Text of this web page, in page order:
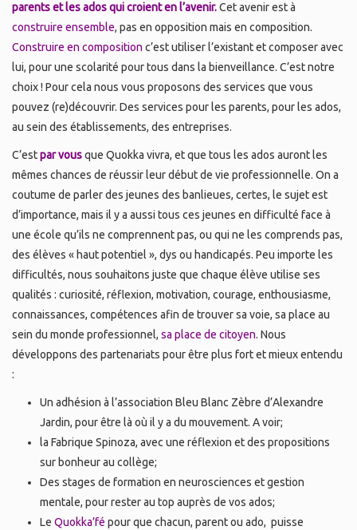
parents et les ados qui croient en l’avenir.Cet avenir est à
construire ensemble, pas en opposition mais en composition.
Construire en composition c’est utiliser l’existant et composer avec
lui, pour une scolarité pour tous dans la bienveillance. C’est notre
choix ! Pour cela nous vous proposons des services que vous
pouvez (re)découvrir. Des services pour les parents, pour les ados,
au sein des établissements, des entreprises.
C’estpar vousque Quokka vivra, et que tous les ados auront les
mêmes chances de réussir leur début de vie professionnelle. On a
coutume de parler des jeunes des banlieues, certes, le sujet est
d’importance, mais il y a aussi tous ces jeunes en difficulté face à
une école qu’ils ne comprennent pas, ou qui ne les comprends pas,
des élèves « haut potentiel », dys ou handicapés. Peu importe les
difficultés, nous souhaitons juste que chaque élève utilise ses
qualités : curiosité, réflexion, motivation, courage, enthousiasme,
connaissances, compétences afin de trouver sa voie, sa place au
sein du monde professionnel, sa place de citoyen. Nous
développons des partenariats pour être plus fort et mieux entendu
:
Un adhésion à l’association Bleu Blanc Zèbre d’Alexandre
Jardin, pour être là où il y a du mouvement. A voir;
la Fabrique Spinoza, avec une réflexion et des propositions
sur bonheur au collège;
Des stages de formation en neurosciences et gestion
mentale, pour rester au top auprès de vos ados;
Le Quokka’fé pour que chacun, parent ou ado, puisse